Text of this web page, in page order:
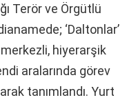
Terör ve Örgütlü
‘Daltonlar’
merkezli, hiyerarşik
aralarında görev
tanımlandı. Yurt